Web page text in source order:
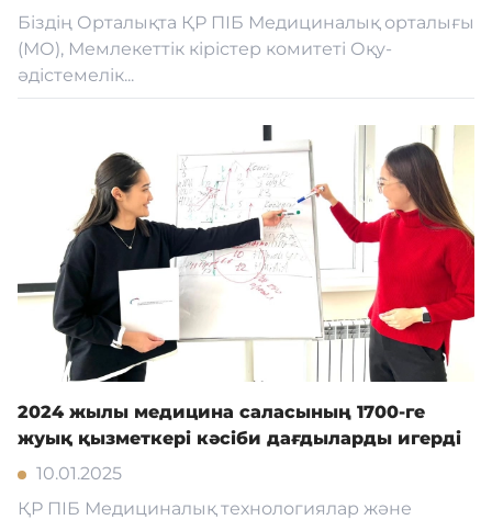
Біздің Орталықта ҚР ПІБ Медициналық орталығы
(МО), Мемлекеттік кірістер комитеті Оқу-
әдістемелік...
2024 жылы медицина саласының 1700-ге
жуық қызметкері кәсіби дағдыларды игерді
10.01.2025
ҚР ПІБ Медициналық технологиялар және